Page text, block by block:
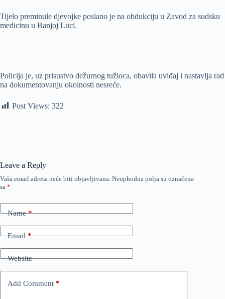
Tijelo preminule djevojke poslano je na obdukciju u Zavod za sudsku
medicinu u Banjoj Luci.
Policija je, uz prisustvo dežurnog tužioca, obavila uviđaj i nastavlja rad
na dokumentovanju okolnosti nesreće.
Post Views: 322
Leave a Reply
Vaša email adresa neće biti objavljivana. Neophodna polja su označena
sa *
Name*
Email*
Website
Add Comment *